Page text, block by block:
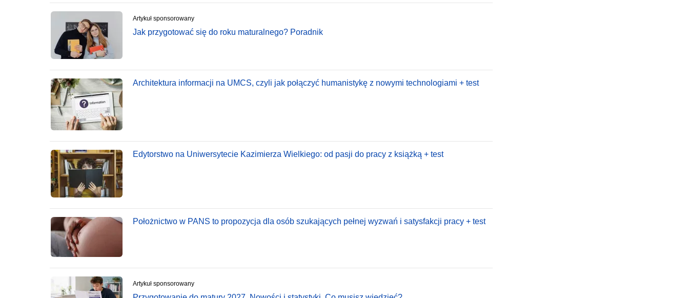
Artykuł sponsorowany
Jak przygotować się do roku maturalnego? Poradnik
Architektura informacji na UMCS, czyli jak połączyć humanistykę z nowymi technologiami + test
Edytorstwo na Uniwersytecie Kazimierza Wielkiego: od pasji do pracy z książką + test
Położnictwo w PANS to propozycja dla osób szukających pełnej wyzwań i satysfakcji pracy + test
Artykuł sponsorowany